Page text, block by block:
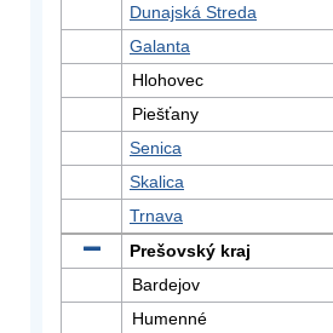
Dunajská Streda
Galanta
Hlohovec
Piešťany
Senica
Skalica
Trnava
Prešovský kraj
Bardejov
Humenné